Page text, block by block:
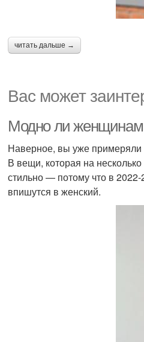
читать дальше →
Вас может
Модно ли женщинам
Наверное, вы уже примеряли
В вещи, которая на
стильно — потому что в
впишутся в женский.